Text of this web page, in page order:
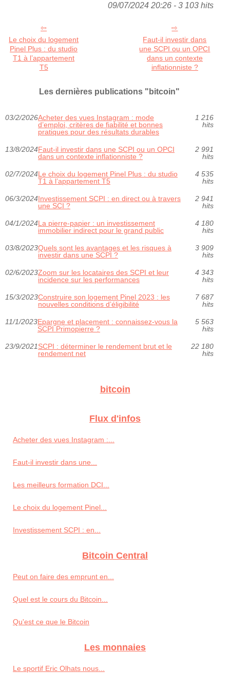
09/07/2024 20:26 - 3 103 hits
Le choix du logement
Pinel Plus : du studio
T1 à l’appartement
T5
Faut-il investir dans
une SCPI ou un OPCI
dans un contexte
inflationniste ?
Les dernières publications "bitcoin"
03/2/2026Acheter des vues Instagram : mode
d’emploi, critères de fiabilité et bonnes
pratiques pour des résultats durables
1 216
hits
13/8/2024Faut-il investir dans une SCPI ou un OPCI
dans un contexte inflationniste ?
2 991
hits
02/7/2024Le choix du logement Pinel Plus : du studio
T1 à l’appartement T5
4 535
hits
06/3/2024Investissement SCPI : en direct ou à travers
une SCI ?
2 941
hits
04/1/2024La pierre-papier : un investissement
immobilier indirect pour le grand public
4 180
hits
03/8/2023Quels sont les avantages et les risques à
investir dans une SCPI ?
3 909
hits
02/6/2023Zoom sur les locataires des SCPI et leur
incidence sur les performances
4 343
hits
15/3/2023Construire son logement Pinel 2023 : les
nouvelles conditions d’éligibilité
7 687
hits
11/1/2023Epargne et placement : connaissez-vous la
SCPI Primopierre ?
5 563
hits
23/9/2021SCPI : déterminer le rendement brut et le
rendement net
22 180
hits
bitcoin
Flux d'infos
Acheter des vues Instagram :...
Faut-il investir dans une...
Les meilleurs formation DCI...
Le choix du logement Pinel...
Investissement SCPI : en...
Bitcoin Central
Peut on faire des emprunt en...
Quel est le cours du Bitcoin...
Qu'est ce que le Bitcoin
Les monnaies
Le sportif Eric Olhats nous...